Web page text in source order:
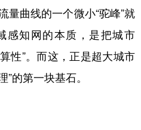
量曲线的一个微小“驼峰”就
感知网的本质，是把城市
性”。而这，正是超大城市
”的第一块基石。